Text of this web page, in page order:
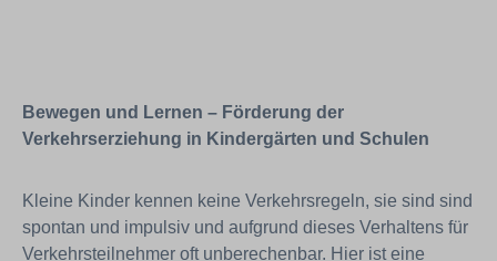
Bewegen und Lernen – Förderung der
Verkehrserziehung in Kindergärten und Schulen
Kleine Kinder kennen keine Verkehrsregeln, sie sind sind
spontan und impulsiv und aufgrund dieses Verhaltens für
Verkehrsteilnehmer oft unberechenbar. Hier ist eine